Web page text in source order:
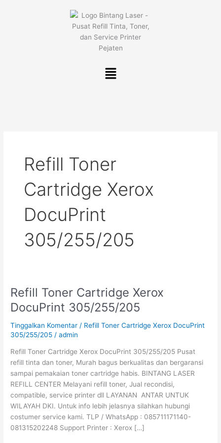
Menu
Refill Toner
Cartridge Xerox
DocuPrint
305/255/205
Refill Toner Cartridge Xerox
DocuPrint 305/255/205
Tinggalkan Komentar / Refill Toner Cartridge Xerox DocuPrint
305/255/205 /admin
Refill Toner Cartridge Xerox DocuPrint 305/255/205 Pusat
refill tinta dan toner, Murah bagus berkualitas dan bergaransi
sampai pemakaian toner cartridge habis. BINTANG LASER
REFILL CENTER Melayani refill toner, Jual recondisi,
compatible, service printer dll LAYANAN ANTAR UNTUK
WILAYAH DKI. Untuk info lebih jelasnya silahkan hubungi
costumer service kami. TLP / WhatsApp : 085711171140-
081315202248 Support Printer : Xerox […]
Refill
Toner
Cartridge
Xerox
DocuPrint